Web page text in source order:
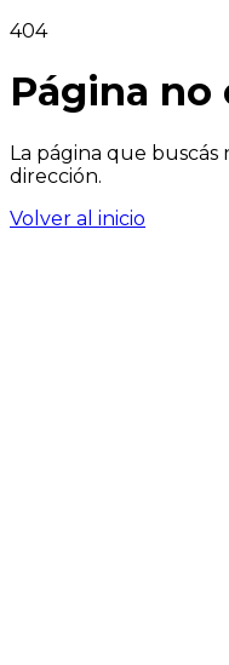
404
Página no
La página que buscás
dirección.
Volver al inicio